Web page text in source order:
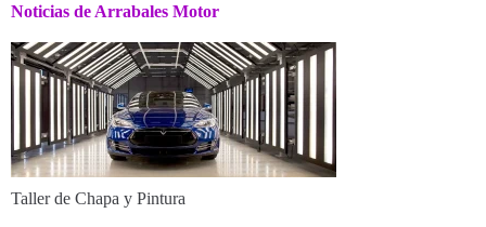
Noticias de Arrabales Motor
Taller de Chapa y Pintura